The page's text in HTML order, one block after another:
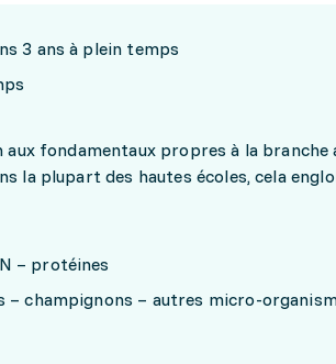
3 ans à plein temps
fondamentaux propres à la branche
la plupart des hautes écoles, cela
– protéines
champignons – autres micro-